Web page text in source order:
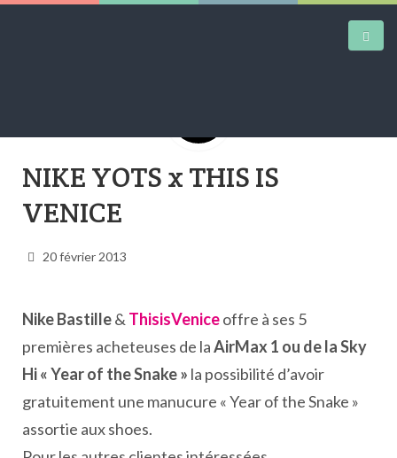
AIRTRAINERPEDIA
STREET ART
MW SHIFT
NIKE YOTS x THIS IS
VENICE
20 février 2013
Nike Bastille& ThisisVeniceoffre à ses 5
premières acheteuses de laAirMax 1 ou de la Sky
Hi « Year of the Snake » la possibilité d’avoir
gratuitement une manucure « Year of the Snake »
assortie aux shoes.